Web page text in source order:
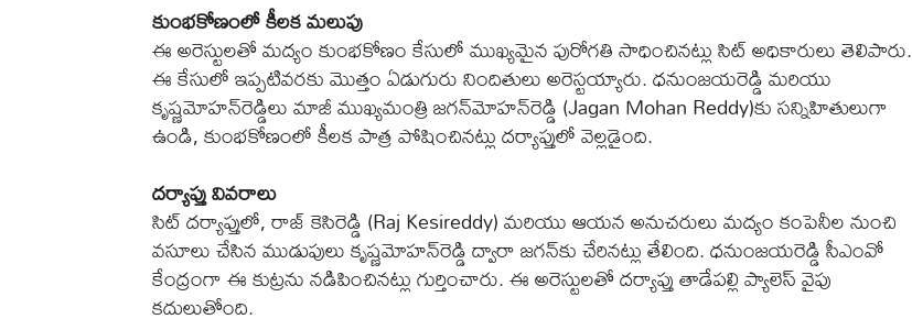
కుంభకోణంలో కీలక మలుపు
ఈ అరెస్టులతో మద్యం కుంభకోణం కేసులో ముఖ్యమైన పురోగతి సాధించినట్లు సిట్‌ అధికారులు తెలిపారు.
ఈ కేసులో ఇప్పటివరకు మొత్తం ఏడుగురు నిందితులు అరెస్టయ్యారు. ధనుంజయరెడ్డి మరియు
కృష్ణమోహన్‌రెడ్డిలు మాజీ ముఖ్యమంత్రి జగన్‌మోహన్‌రెడ్డి (Jagan Mohan Reddy)కు సన్నిహితులుగా
ఉండి, కుంభకోణంలో కీలక పాత్ర పోషించినట్లు దర్యాప్తులో వెల్లడైంది.
దర్యాప్తు వివరాలు
సిట్‌ దర్యాప్తులో, రాజ్‌ కెసిరెడ్డి (Raj Kesireddy) మరియు ఆయన అనుచరులు మద్యం కంపెనీల నుంచి
వసూలు చేసిన ముడుపులు కృష్ణమోహన్‌రెడ్డి ద్వారా జగన్‌కు చేరినట్లు తేలింది. ధనుంజయరెడ్డి సీఎంవో
కేంద్రంగా ఈ కుట్రను నడిపించినట్లు గుర్తించారు. ఈ అరెస్టులతో దర్యాప్తు తాడేపల్లి ప్యాలెస్‌ వైపు
కదులుతోంది.